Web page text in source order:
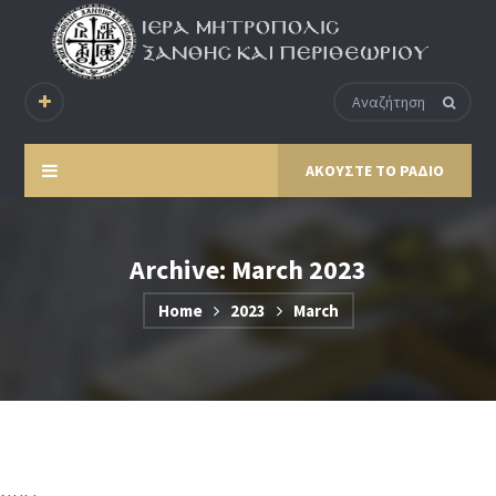
ΑΚΟΥΣΤΕ ΤΟ ΡΑΔΙΟ
Archive: March 2023
Home 2023 March